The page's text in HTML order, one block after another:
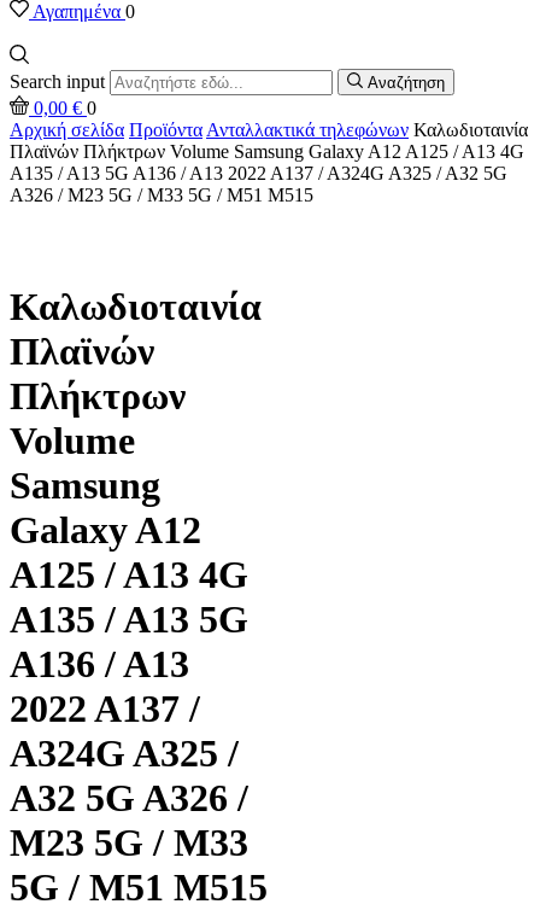
Αγαπημένα 0
Search input Αναζήτηση
0,00 € 0
Αρχική σελίδα Προϊόντα Ανταλλακτικά τηλεφώνων Καλωδιοταινία
Πλαϊνών Πλήκτρων Volume Samsung Galaxy A12 A125 / A13 4G
A135 / A13 5G A136 / A13 2022 A137 / A324G A325 / A32 5G
A326 / M23 5G / M33 5G / M51 M515
Καλωδιοταινία
Πλαϊνών
Πλήκτρων
Volume
Samsung
Galaxy A12
A125 / A13 4G
A135 / A13 5G
A136 / A13
2022 A137 /
A324G A325 /
A32 5G A326 /
M23 5G / M33
5G / M51 M515